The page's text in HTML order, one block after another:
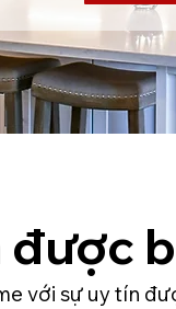
được
với sự uy tín